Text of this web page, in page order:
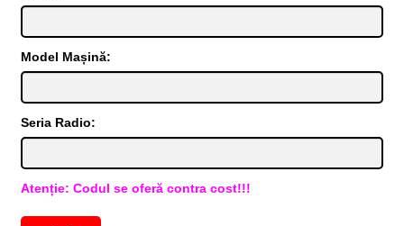
Model Mașină:
Seria Radio:
Atenție: Codul se oferă contra cost!!!